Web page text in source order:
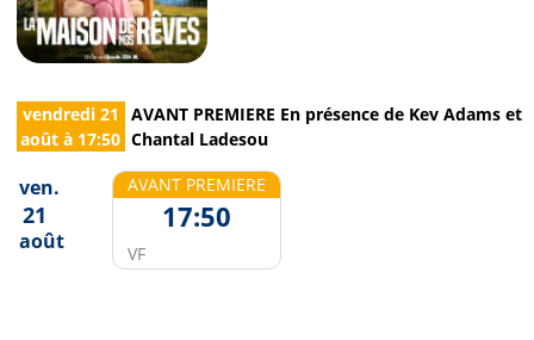
vendredi 21
août à 17:50
AVANT PREMIERE En présence de Kev Adams et
Chantal Ladesou
ven.
21
août
AVANT PREMIERE
17:50
VF